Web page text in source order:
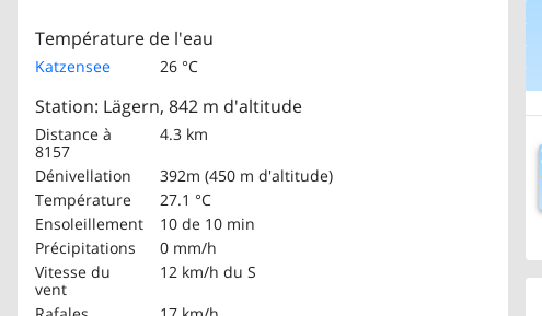
Température de l'eau
Katzensee 26 °C
Station: Lägern, 842 m d'altitude
Distance à
8157
4.3 km
Dénivellation
392m (450 m d'altitude)
Température
27.1 °C
Ensoleillement
10 de 10 min
Précipitations
0 mm/h
Vitesse du
vent
12 km/h du S